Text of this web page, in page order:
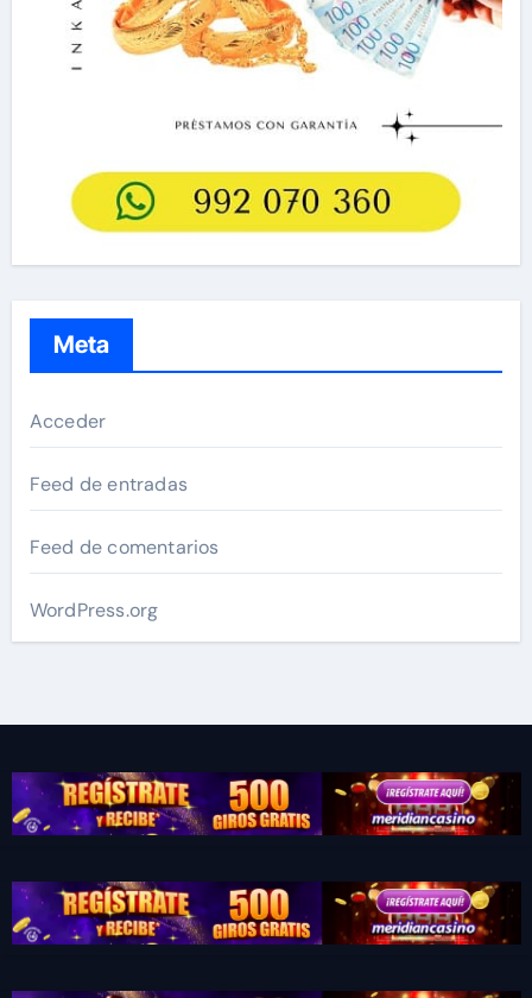
Meta
Acceder
Feed de entradas
Feed de comentarios
WordPress.org